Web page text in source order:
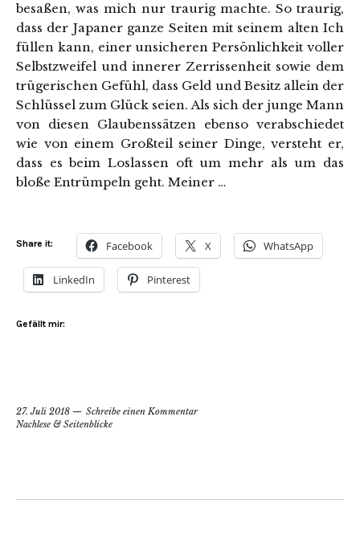
besaßen, was mich nur traurig machte. So traurig,
dass der Japaner ganze Seiten mit seinem alten Ich
füllen kann, einer unsicheren Persönlichkeit voller
Selbstzweifel und innerer Zerrissenheit sowie dem
trügerischen Gefühl, dass Geld und Besitz allein der
Schlüssel zum Glück seien. Als sich der junge Mann
von diesen Glaubenssätzen ebenso verabschiedet
wie von einem Großteil seiner Dinge, versteht er,
dass es beim Loslassen oft um mehr als um das
bloße Entrümpeln geht. Meiner …
Share it: Facebook X WhatsApp
LinkedIn Pinterest
Gefällt mir:
27. Juli 2018
Schreibe einen Kommentar
Nachlese & Seitenblicke